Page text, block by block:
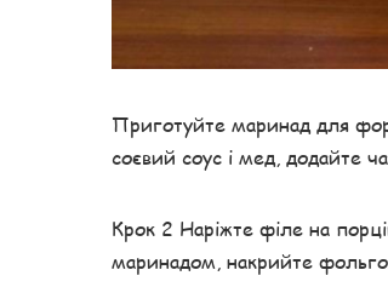
Приготуйте маринад для
соєвий соус і мед, додайте
Крок 2 Наріжте філе на
маринадом, накрийте